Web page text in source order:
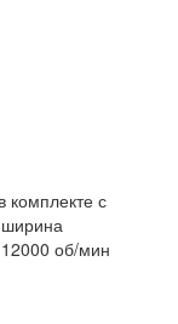
комплекте с
об/мин